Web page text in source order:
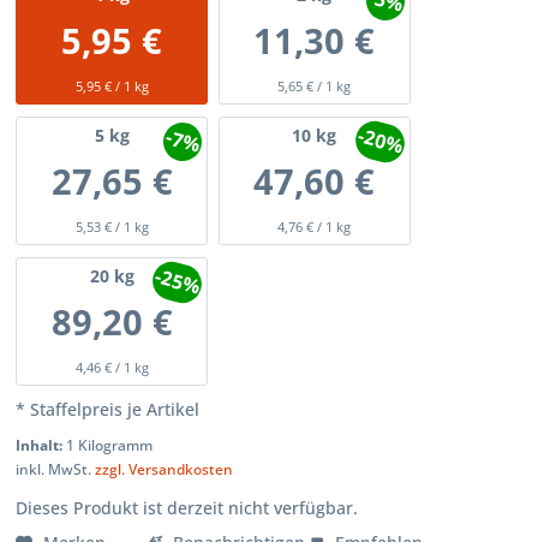
5,95 €
5,95 € / 1 kg
11,30 €
5,65 € / 1 kg
5kg
27,65 €
5,53 € / 1 kg
-7% 10 kg
47,60 €
4,76 € / 1 kg
-20%
20kg
89,20 €
4,46 € / 1 kg
-25%
* Staffelpreis je Artikel
Inhalt: 1 Kilogramm
inkl. MwSt.zzgl. Versandkosten
Dieses Produkt ist derzeit nicht verfügbar.